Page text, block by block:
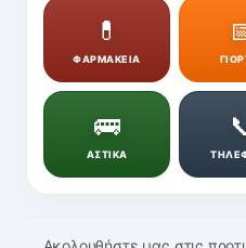
💊
ΦΑΡΜΑΚΕΙΑ
🚌
ΑΣΤΙΚΑ